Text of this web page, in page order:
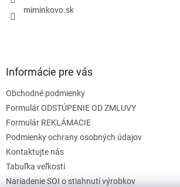
miminkovo.sk
Informácie pre vás
Obchodné podmienky
Formulár ODSTÚPENIE OD ZMLUVY
Formulár REKLÁMACIE
Podmienky ochrany osobných údajov
Kontaktujte nás
Tabuľka veľkostí
Nariadenie SOI o stiahnutí výrobkov